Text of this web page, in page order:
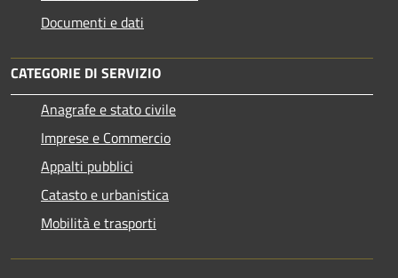
Documenti e dati
CATEGORIE DI SERVIZIO
Anagrafe e stato civile
Imprese e Commercio
Appalti pubblici
Catasto e urbanistica
Mobilità e trasporti